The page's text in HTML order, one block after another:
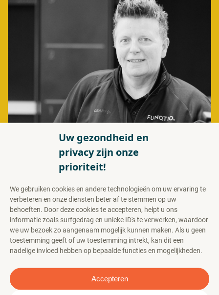
Uw gezondheid en
privacy zijn onze
prioriteit!
We gebruiken cookies en andere technologieën om uw ervaring te
verbeteren en onze diensten beter af te stemmen op uw
behoeften. Door deze cookies te accepteren, helpt u ons
informatie zoals surfgedrag en unieke ID's te verwerken, waardoor
we uw bezoek zo aangenaam mogelijk kunnen maken. Als u geen
toestemming geeft of uw toestemming intrekt, kan dit een
nadelige invloed hebben op bepaalde functies en mogelijkheden.
Accepteren
Birgit Schmitz
Manueel therapeute / Oedeem therapeute /
Sportfysiotherapeute
Specialisme: Shockwave therapie